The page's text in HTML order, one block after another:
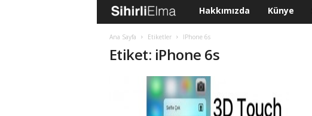
i
h
i
Hakkımızda Künye
Ana Sayfa Etiketler IPhone 6s
Etiket: iPhone 6s